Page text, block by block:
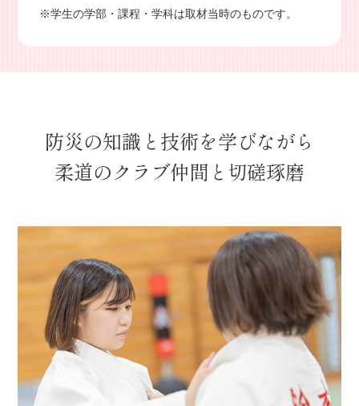
※学生の学部・課程・学科は取材当時のものです。
防災の知識と技術を学びながら
柔道のクラブ仲間と切磋琢磨